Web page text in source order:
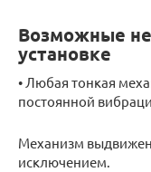
Возможные
установке
• Любая тонкая
постоянной
Механизм
исключением.